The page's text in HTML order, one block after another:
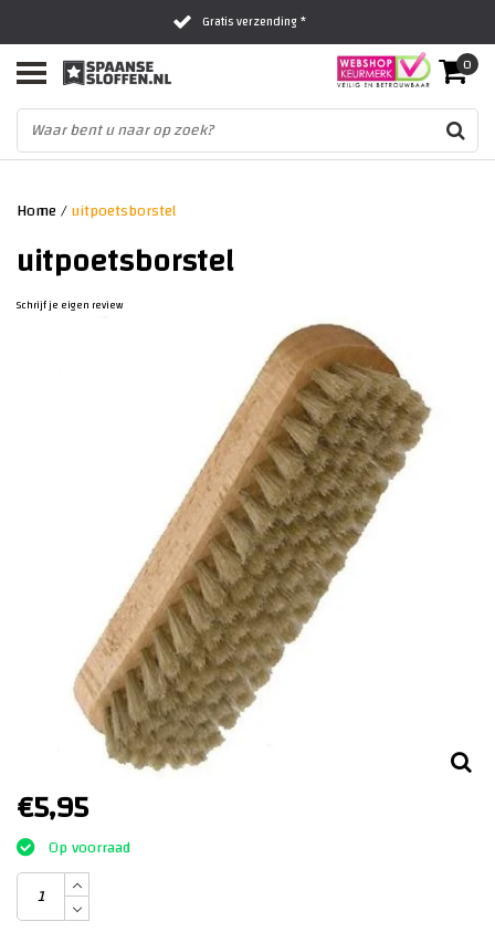
Gratis verzending *
Al 16 jaar het vertrouwde adres
Fysieke winkel in Zwolle
0
Home/uitpoetsborstel
uitpoetsborstel
Schrijf je eigen review
€5,95
Op voorraad